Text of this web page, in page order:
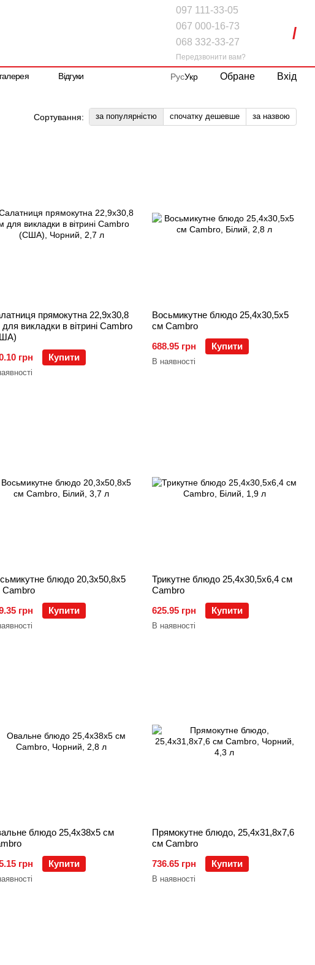
097 111-33-05
067 000-16-73
068 332-33-27
Передзвонити вам?
Відгуки
РусУкр Обране Вхід
Сортування: за популярністю спочатку дешевше за назвою
прямокутна 22,9х30,8
викладки в вітрині Cambro
грн
Купити
Восьмикутне блюдо 25,4х30,5х5
см Cambro
688.95 грн
Купити
В наявності
блюдо 20,3х50,8х5
Cambro
грн
Купити
Трикутне блюдо 25,4х30,5х6,4 см
Cambro
625.95 грн
Купити
В наявності
блюдо 25,4х38х5 см
грн
Купити
Прямокутне блюдо, 25,4х31,8х7,6
см Cambro
736.65 грн
Купити
В наявності